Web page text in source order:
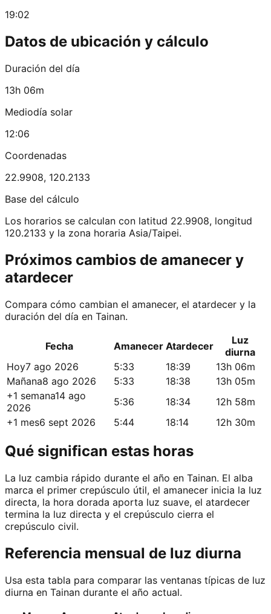
19:02
Datos de ubicación y cálculo
Duración del día
13h 06m
Mediodía solar
12:06
Coordenadas
22.9908, 120.2133
Base del cálculo
Los horarios se calculan con latitud 22.9908, longitud
120.2133 y la zona horaria Asia/Taipei.
Próximos cambios de amanecer y
atardecer
Compara cómo cambian el amanecer, el atardecer y la
duración del día en Tainan.
Fecha Amanecer Atardecer
Luz
diurna
Hoy7 ago 2026 5:33 18:39
13h 06m
Mañana8 ago 2026 5:33 18:38
13h 05m
+1 semana14 ago
2026
5:36 18:34
12h 58m
+1 mes6 sept 2026 5:44 18:14 12h 30m
Qué significan estas horas
La luz cambia rápido durante el año en Tainan. El alba
marca el primer crepúsculo útil, el amanecer inicia la luz
directa, la hora dorada aporta luz suave, el atardecer
termina la luz directa y el crepúsculo cierra el
crepúsculo civil.
Referencia mensual de luz diurna
Usa esta tabla para comparar las ventanas típicas de luz
diurna en Tainan durante el año actual.